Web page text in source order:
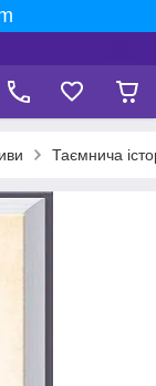
Таємнича